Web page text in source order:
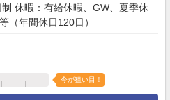
休暇：有給休暇、GW、夏季休
（年間休日120日）
今が狙い目！